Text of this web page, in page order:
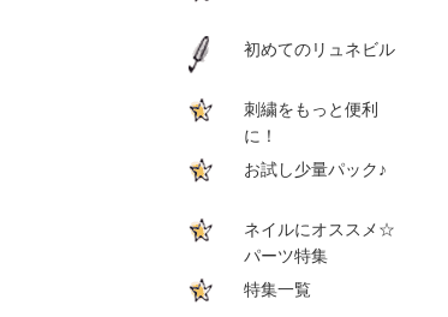
初めてのリュネビル
刺繍をもっと便利
に！
お試し少量パック♪
ネイルにオススメ☆
パーツ特集
特集一覧